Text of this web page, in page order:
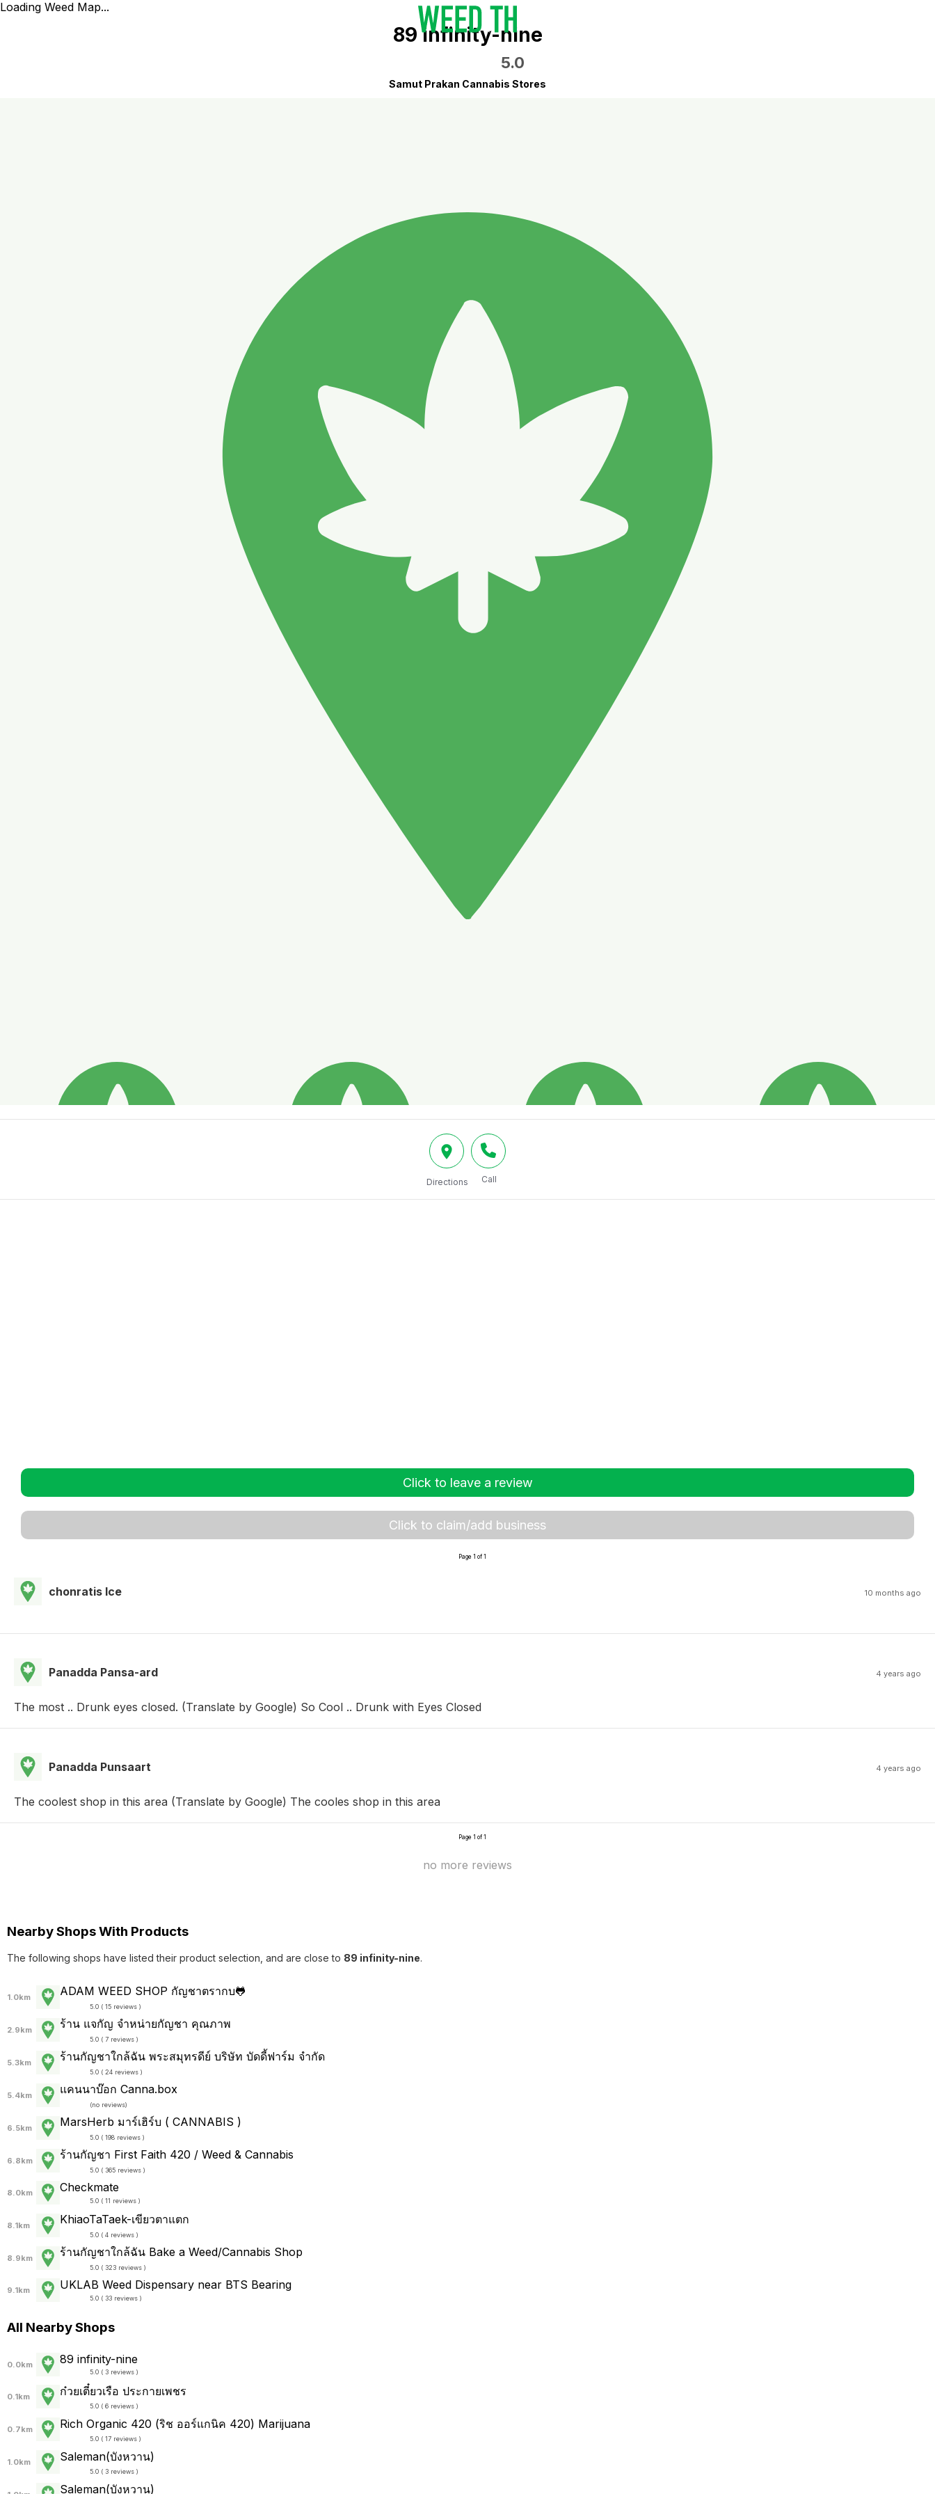
Loading Weed Map...
89 infinity-nine
5.0
Samut Prakan Cannabis Stores
Directions Call
Click to leave a review
Click to claim/add business
Page 1 of 1
chonratis Ice 10 months ago
Panadda Pansa-ard 4 years ago
The most .. Drunk eyes closed. (Translate by Google) So Cool .. Drunk with Eyes Closed
Panadda Punsaart 4 years ago
The coolest shop in this area (Translate by Google) The cooles shop in this area
Page 1 of 1
no more reviews
Nearby Shops With Products
The following shops have listed their product selection, and are close to 89 infinity-nine.
1.0km ADAM WEED SHOP กัญชาตรากบ🐸
5.0 ( 15 reviews )
2.9km ร้าน แจกัญ จำหน่ายกัญชา คุณภาพ
5.0 ( 7 reviews )
5.3km ร้านกัญชาใกล้ฉัน พระสมุทรดีย์ บริษัท บัดดี้ฟาร์ม จำกัด
5.0 ( 24 reviews )
5.4km แคนนาบ๊อก Canna.box
(no reviews)
6.5km MarsHerb มาร์เฮิร์บ ( CANNABIS )
5.0 ( 198 reviews )
6.8km ร้านกัญชา First Faith 420 / Weed & Cannabis
5.0 ( 365 reviews )
8.0km Checkmate
5.0 ( 11 reviews )
8.1km KhiaoTaTaek-เขียวตาแตก
5.0 ( 4 reviews )
8.9km ร้านกัญชาใกล้ฉัน Bake a Weed/Cannabis Shop
5.0 ( 323 reviews )
9.1km UKLAB Weed Dispensary near BTS Bearing
5.0 ( 33 reviews )
All Nearby Shops
0.0km 89 infinity-nine
5.0 ( 3 reviews )
0.1km ก๋วยเตี๋ยวเรือ ประกายเพชร
5.0 ( 6 reviews )
0.7km Rich Organic 420 (ริช ออร์แกนิค 420) Marijuana
5.0 ( 17 reviews )
1.0km Saleman(บังหวาน)
5.0 ( 3 reviews )
Saleman(บังหวาน)